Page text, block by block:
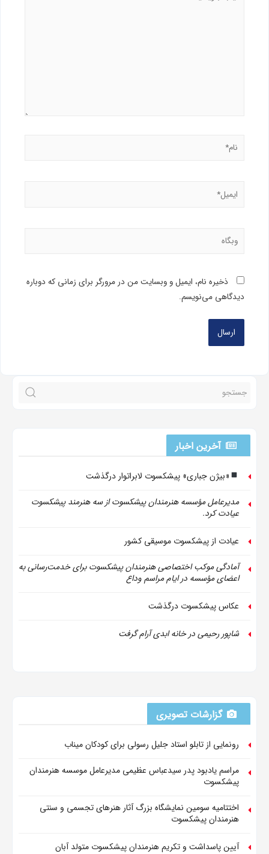
ذخیره نام، ایمیل و وبسایت من در مرورگر برای زمانی که دوباره
دیدگاهی می‌نویسم.
آخرین اخبار
«بیژن جباری» پیشکسوت لابراتوار درگذشت
مدیرعامل مؤسسه هنرمندان پیشکسوت از سه هنرمند پیشکسوت
عیادت کرد.
عیادت از پیشکسوت موسیقی کشور
آمادگی موکب اختصاصی هنرمندان پیشکسوت برای خدمت‌رسانی به
اعضای مؤسسه در ایام مراسم وداع
عکاس پیشکسوت درگذشت
شاپور رحیمی در خانه ابدی آرام گرفت
گزارشات تصویری
رونمایی از تابلو استاد جلیل رسولی برای کودکان میناب
مراسم یادبود پدر سیدعباس عظیمی مدیرعامل موسسه هنرمندان
پیشکسوت
اختتامیه سومین نمایشگاه بزرگ آثار هنرهای تجسمی و سنتی
هنرمندان پیشکسوت
آیین پاسداشت و تکریم هنرمندان پیشکسوت متولد آبان